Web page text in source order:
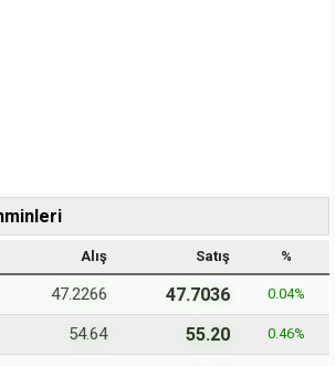
Alış Satış %
47.2266 47.7036 0.04%
54.64 55.20 0.46%